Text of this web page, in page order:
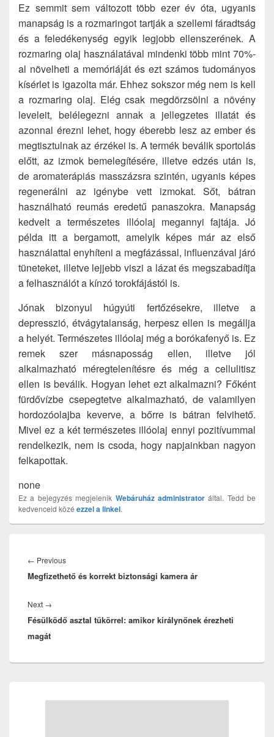
Ez semmit sem változott több ezer év óta, ugyanis
manapság is a rozmaringot tartják a szellemi fáradtság
és a feledékenység egyik legjobb ellenszerének. A
rozmaring olaj használatával mindenki több mint 70%-
al növelheti a memóriáját és ezt számos tudományos
kísérlet is igazolta már. Ehhez sokszor még nem is kell
a rozmaring olaj. Elég csak megdörzsölni a növény
leveleit, belélegezni annak a jellegzetes illatát és
azonnal érezni lehet, hogy éberebb lesz az ember és
megtisztulnak az érzékei is. A termék beválik sportolás
előtt, az izmok bemelegítésére, illetve edzés után is,
de aromaterápiás masszázsra szintén, ugyanis képes
regenerálni az igénybe vett izmokat. Sőt, bátran
használható reumás eredetű panaszokra. Manapság
kedvelt a természetes illóolaj megannyi fajtája. Jó
példa itt a bergamott, amelyik képes már az első
használattal enyhíteni a megfázással, influenzával járó
tüneteket, illetve lejjebb viszi a lázat és megszabadítja
a felhasználót a kínzó torokfájástól is.
Jónak bizonyul húgyúti fertőzésekre, illetve a
depresszió, étvágytalanság, herpesz ellen is megállja
a helyét. Természetes illóolaj még a borókafenyő is. Ez
remek szer másnaposság ellen, illetve jól
alkalmazható méregtelenítésre és még a cellulitisz
ellen is beválik. Hogyan lehet ezt alkalmazni? Főként
fürdővízbe csepegtetve alkalmazható, de valamilyen
hordozóolajba keverve, a bőrre is bátran felvihető.
Mivel ez a két természetes illóolaj ennyi pozitívummal
rendelkezik, nem is csoda, hogy napjainkban nagyon
felkapottak.
none
Ez a bejegyzés megjelenik Webáruház administratoráltal. Tedd be
kedvenceid közé ezzel a linkel.
navigáció
← PreviousPrevious
post:
Megfizethető és korrekt biztonsági kamera ár
Next →
post:
Fésülködő asztal tükörrel: amikor királynőnek érezheti
magát